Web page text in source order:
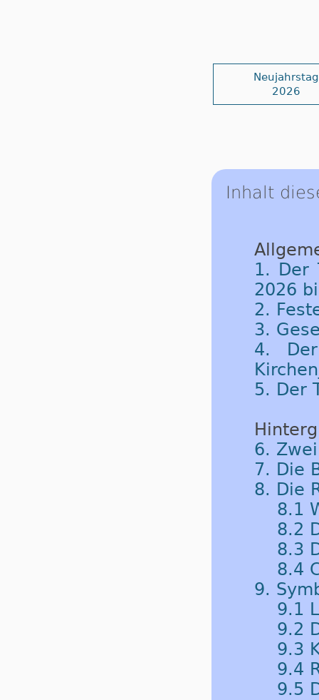
Neujahrstag
2026
Inhalt
1. Der
2026
2.
3.
4.
5. Der
6.
7. Die
8. Die
8.1
8.2
8.3
8.4
9.
9.1
9.2
9.3
9.4
9.5